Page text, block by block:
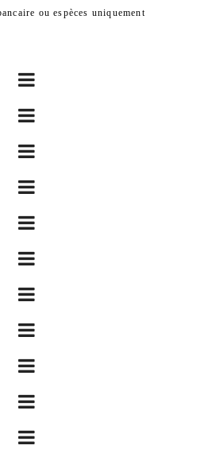
ou espèces uniquement